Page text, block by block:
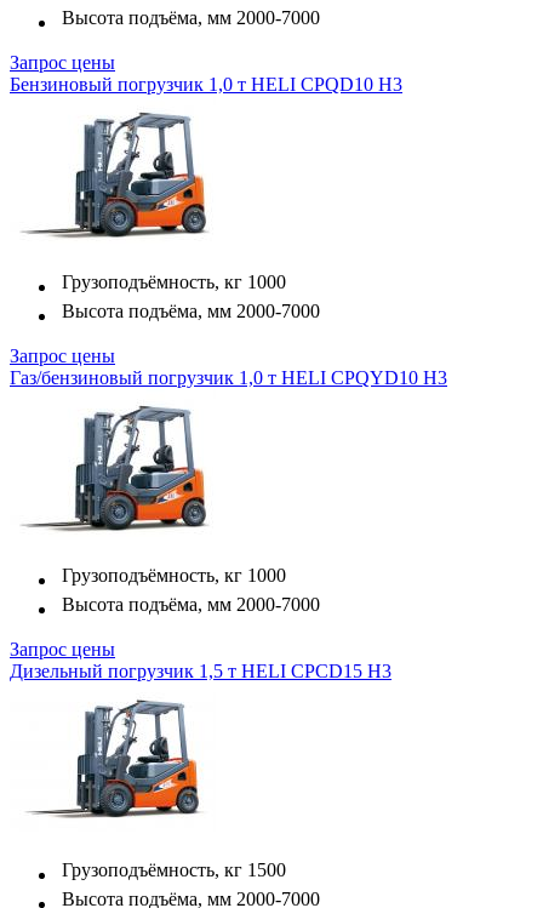
Высота подъёма, мм 2000-7000
Запрос цены
Бензиновый погрузчик 1,0 т HELI CPQD10 H3
Грузоподъёмность, кг 1000
Высота подъёма, мм 2000-7000
Запрос цены
Газ/бензиновый погрузчик 1,0 т HELI CPQYD10 H3
Грузоподъёмность, кг 1000
Высота подъёма, мм 2000-7000
Запрос цены
Дизельный погрузчик 1,5 т HELI CPСD15 H3
Грузоподъёмность, кг 1500
Высота подъёма, мм 2000-7000